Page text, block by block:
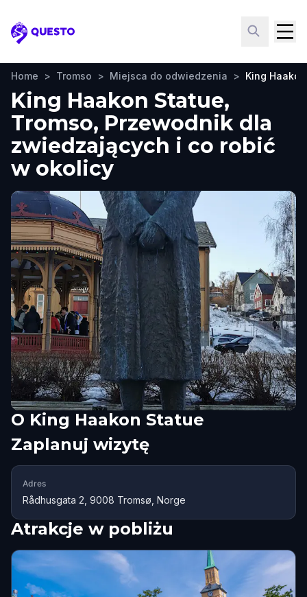
Questo
Home > Tromso > Miejsca do odwiedzenia > King
King Haakon Statue,
Tromso, Przewodnik dla
zwiedzających i co robić
w okolicy
O King Haakon Statue
Zaplanuj wizytę
Adres
Rådhusgata 2, 9008 Tromsø, Norge
Atrakcje w pobliżu